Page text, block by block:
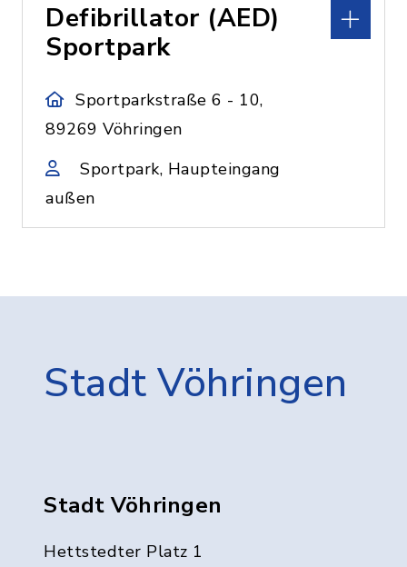
Defibrillator (AED)
Sportpark
Sportparkstraße 6 - 10,
89269 Vöhringen
Sportpark, Haupteingang
außen
Stadt Vöhringen
Stadt Vöhringen
Hettstedter Platz 1